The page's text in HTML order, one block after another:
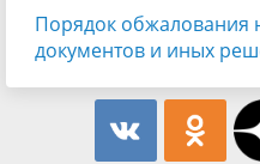
Порядок обжалования
документов и иных